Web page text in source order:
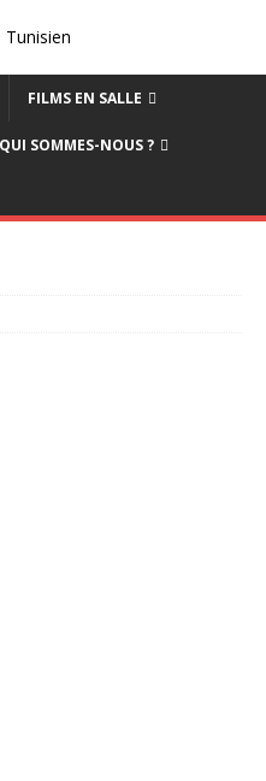
FILMS EN SALLE
QUI SOMMES-NOUS ?